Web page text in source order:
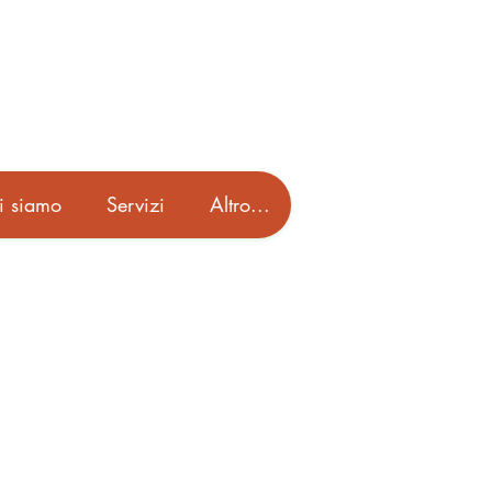
siamo Servizi Altro...